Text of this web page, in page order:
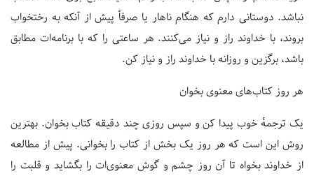
نباشد. دوستانی دارم که هنگام ناهار یا صرفاً پیش از آنکه به رختخواب
بروند، با خداوند راز و نیاز می‌کنند. هر ساعتی را که با برنامه‌ات مطابق
باشد، برگزین و روزانه با خداوند راز و نیاز کن.
هر روز کتاب‌های معنوی بخوان
یک ترجمهٔ خوب پیدا کن و سپس روزی چند دقیقه کتاب بخوان. بهترین
روش این است که هر روز یک بخش از کتاب را بخوانی. پیش از مطالعه
از خداوند بخواه تا آن روز چشم و گوش معنوی‌ات را بگشاید و قلبت را